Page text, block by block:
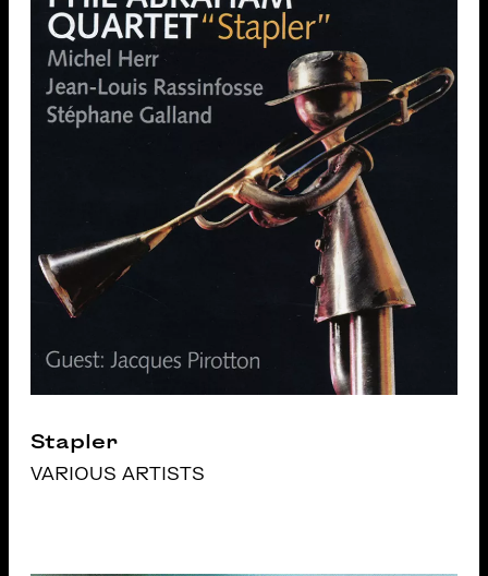
Stapler
VARIOUS ARTISTS